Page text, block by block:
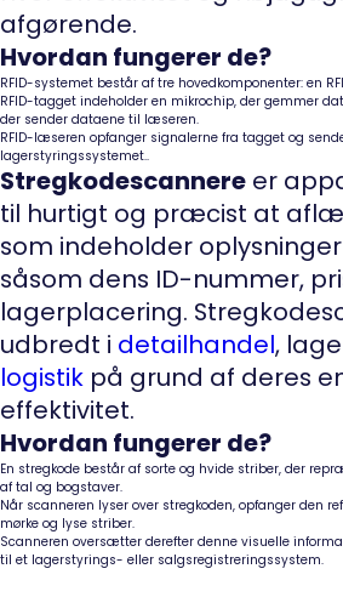
afgørende.
Hvordan fungerer de?
RFID-systemet består af tre hovedkomponenter: en
RFID-tagget indeholder en mikrochip, der gemmer
der sender dataene til læseren.
RFID-læseren opfanger signalerne fra tagget og
lagerstyringssystemet..
Stregkodescannere er
til hurtigt og præcist at
som indeholder
såsom dens ID-nummer,
lagerplacering.
udbredt i detailhandel,
logistik på grund af deres
effektivitet.
Hvordan fungerer de?
En stregkode består af sorte og hvide striber, der
af tal og bogstaver.
Når scanneren lyser over stregkoden, opfanger den
mørke og lyse striber.
Scanneren oversætter derefter denne visuelle
til et lagerstyrings- eller salgsregistreringssystem.